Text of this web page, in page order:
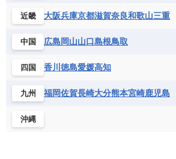
近畿 大阪兵庫京都滋賀奈良和歌山三重
中国 広島岡山山口島根鳥取
四国 香川 徳島愛媛高知
九州 福岡佐賀長崎大分熊本宮崎鹿児島
沖縄